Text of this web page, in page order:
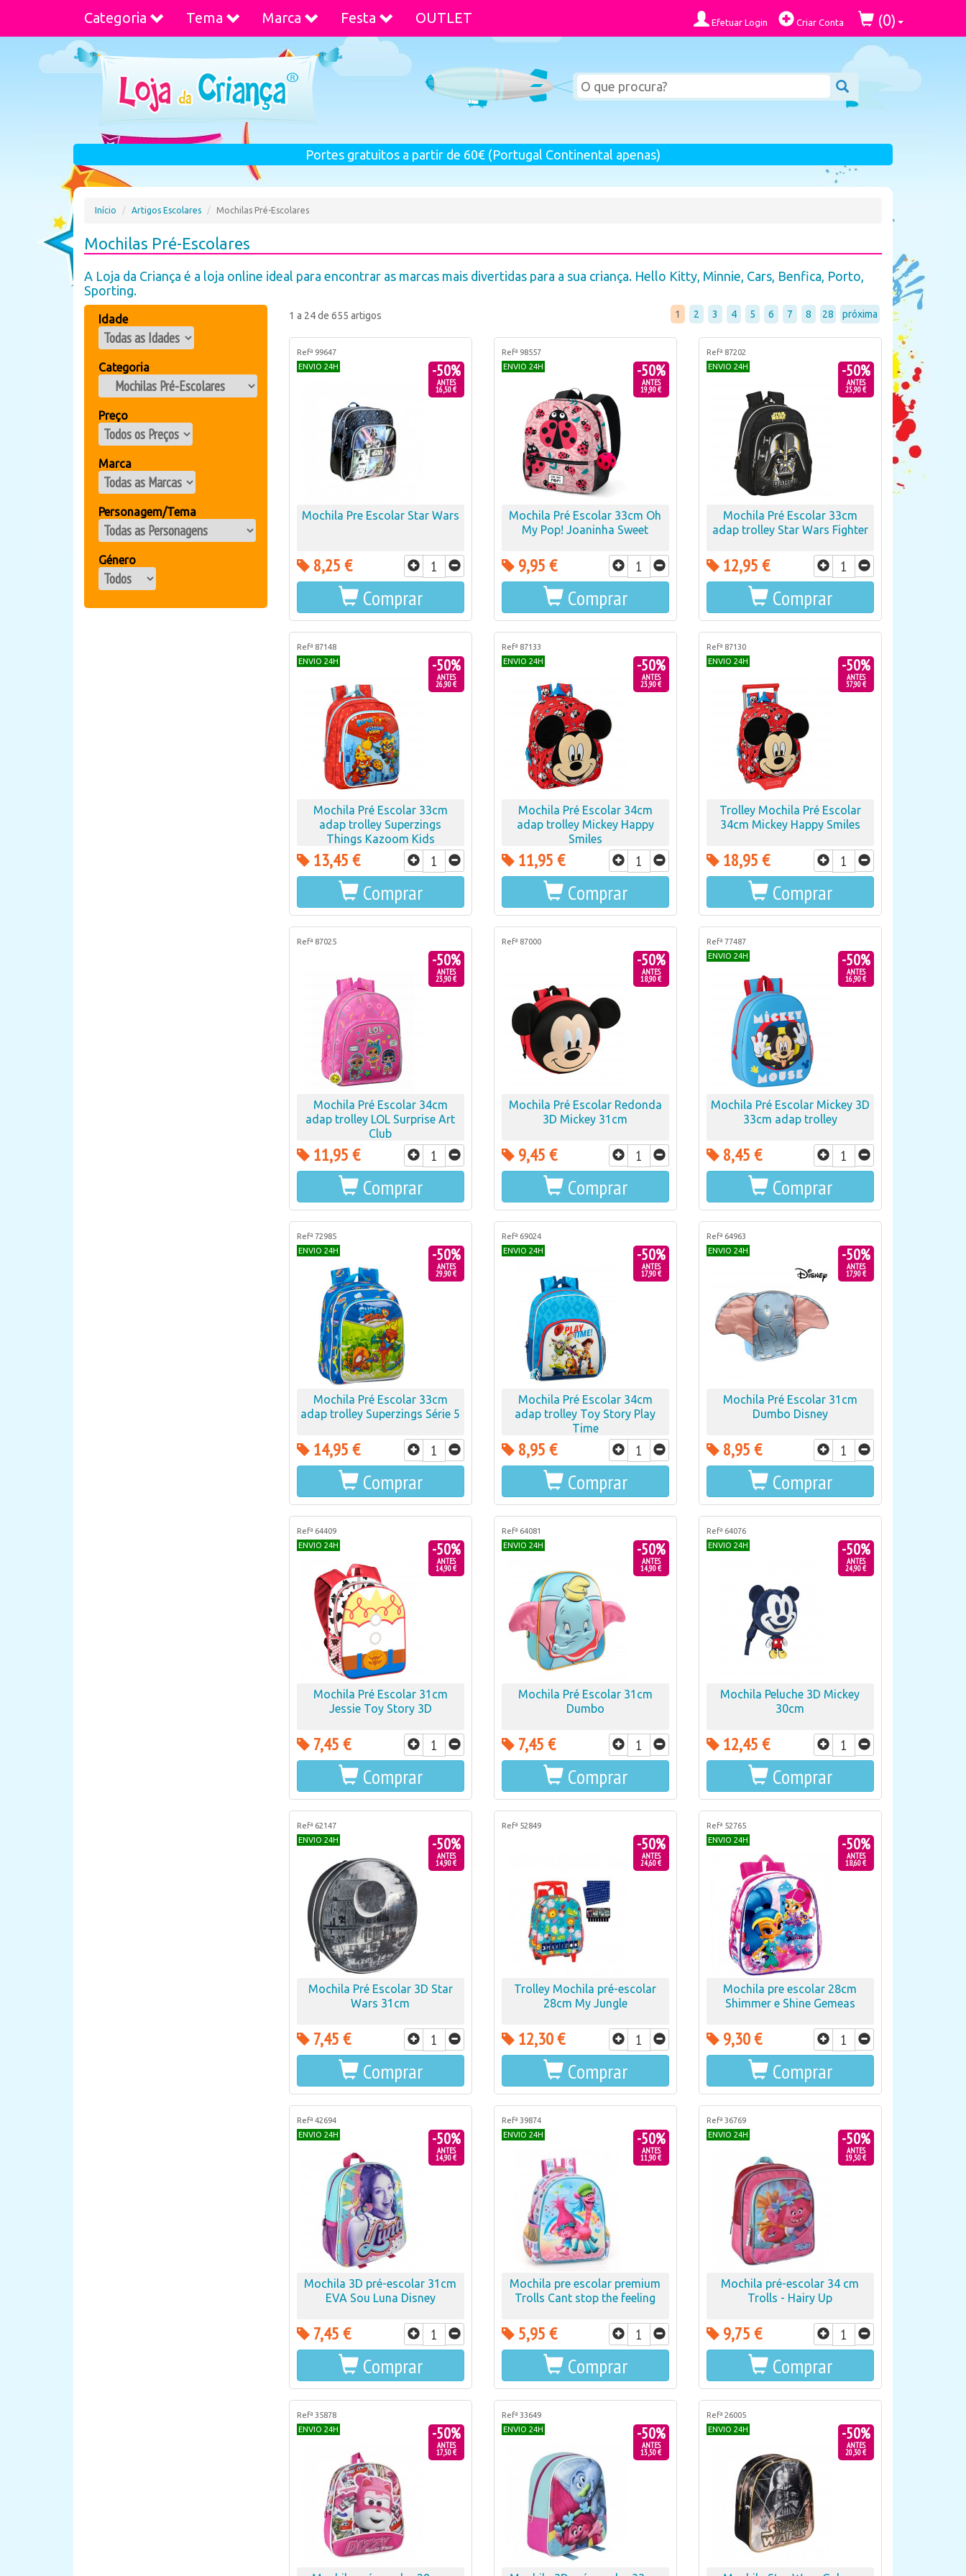
Categoria Tema Marca Festa OUTLET Efetuar Login Criar Conta (0)
Portes gratuitos a partir de 60€ (Portugal Continental apenas)
Início Artigos Escolares Mochilas Pré-Escolares
Mochilas Pré-Escolares
A Loja da Criança é a loja online ideal para encontrar as marcas mais divertidas para a sua criança. Hello Kitty, Minnie, Cars, Benfica, Porto,
Sporting.
Idade
Categoria
Preço
Marca
Personagem/Tema
Género
1 a 24 de 655 artigos 1 2 3 4 5 6 7 8 28 próxima
Refª 99647
ENVIO 24H
-50%
ANTES
16,50 €
Mochila Pre Escolar Star Wars
8,25 €
Comprar
Refª 98557
ENVIO 24H
-50%
ANTES
19,90 €
Mochila Pré Escolar 33cm Oh
My Pop! Joaninha Sweet
9,95 €
Comprar
Refª 87202
ENVIO 24H
-50%
ANTES
25,90 €
Mochila Pré Escolar 33cm
adap trolley Star Wars Fighter
12,95 €
Comprar
Refª 87148
ENVIO 24H
-50%
ANTES
26,90 €
Mochila Pré Escolar 33cm
adap trolley Superzings
Things Kazoom Kids
13,45 €
Comprar
Refª 87133
ENVIO 24H
-50%
ANTES
23,90 €
Mochila Pré Escolar 34cm
adap trolley Mickey Happy
Smiles
11,95 €
Comprar
Refª 87130
ENVIO 24H
-50%
ANTES
37,90 €
Trolley Mochila Pré Escolar
34cm Mickey Happy Smiles
18,95 €
Comprar
Refª 87025
-50%
ANTES
23,90 €
Mochila Pré Escolar 34cm
adap trolley LOL Surprise Art
Club
11,95 €
Comprar
Refª 87000
-50%
ANTES
18,90 €
Mochila Pré Escolar Redonda
3D Mickey 31cm
9,45 €
Comprar
Refª 77487
ENVIO 24H
-50%
ANTES
16,90 €
Mochila Pré Escolar Mickey 3D
33cm adap trolley
8,45 €
Comprar
Refª 72985
ENVIO 24H
-50%
ANTES
29,90 €
Mochila Pré Escolar 33cm
adap trolley Superzings Série 5
14,95 €
Comprar
Refª 69024
ENVIO 24H
-50%
ANTES
17,90 €
Mochila Pré Escolar 34cm
adap trolley Toy Story Play
Time
8,95 €
Comprar
Refª 64963
ENVIO 24H
-50%
ANTES
17,90 €
Mochila Pré Escolar 31cm
Dumbo Disney
8,95 €
Comprar
Refª 64409
ENVIO 24H
-50%
ANTES
14,90 €
Mochila Pré Escolar 31cm
Jessie Toy Story 3D
7,45 €
Comprar
Refª 64081
ENVIO 24H
-50%
ANTES
14,90 €
Mochila Pré Escolar 31cm
Dumbo
7,45 €
Comprar
Refª 64076
ENVIO 24H
-50%
ANTES
24,90 €
Mochila Peluche 3D Mickey
30cm
12,45 €
Comprar
Refª 62147
ENVIO 24H
-50%
ANTES
14,90 €
Mochila Pré Escolar 3D Star
Wars 31cm
7,45 €
Comprar
Refª 52849
-50%
ANTES
24,60 €
Trolley Mochila pré-escolar
28cm My Jungle
12,30 €
Comprar
Refª 52765
ENVIO 24H
-50%
ANTES
18,60 €
Mochila pre escolar 28cm
Shimmer e Shine Gemeas
9,30 €
Comprar
Refª 42694
ENVIO 24H
-50%
ANTES
14,90 €
Mochila 3D pré-escolar 31cm
EVA Sou Luna Disney
7,45 €
Comprar
Refª 39874
ENVIO 24H
-50%
ANTES
11,90 €
Mochila pre escolar premium
Trolls Cant stop the feeling
5,95 €
Comprar
Refª 36769
ENVIO 24H
-50%
ANTES
19,50 €
Mochila pré-escolar 34 cm
Trolls - Hairy Up
9,75 €
Comprar
Refª 35878
ENVIO 24H
-50%
ANTES
17,50 €
Refª 33649
ENVIO 24H
-50%
ANTES
13,50 €
Refª 26005
ENVIO 24H
-50%
ANTES
20,30 €